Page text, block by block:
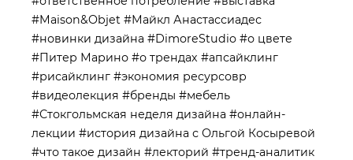
#Maison&Objet #Майкл Анастассиадес
#новинки дизайна #DimoreStudio #о цвете
#Питер Марино #о трендах #апсайклинг
#рисайклинг #экономия ресурсовр
#видеолекция #бренды #мебель
#Стокгольмская неделя дизайна #онлайн-
лекции #история дизайна с Ольгой Косыревой
#что такое дизайн #лекторий #тренд-аналитик